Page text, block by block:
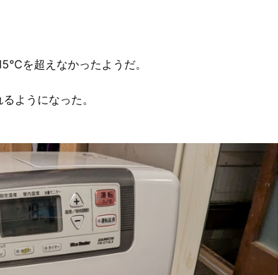
を超えなかったようだ。
ようになった。